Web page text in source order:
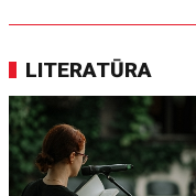
LITERATŪRA